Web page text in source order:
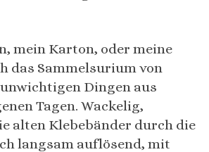
mein Karton, oder meine
das Sammelsurium von
Dingen aus
Tagen. Wackelig,
alten Klebebänder durch die
langsam auflösend, mit